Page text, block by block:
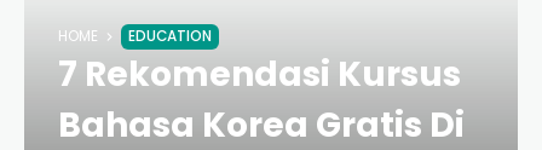
HOME EDUCATION
7 Rekomendasi Kursus
Bahasa Korea Gratis Di